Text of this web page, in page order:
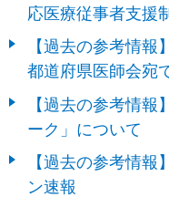
応医療従事者支援
【過去の参考情
都道府県医師会宛
【過去の参考情
ーク」について
【過去の参考情
ン速報